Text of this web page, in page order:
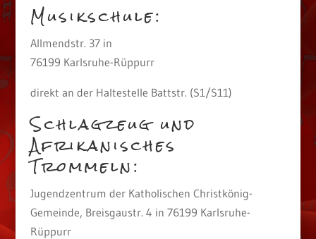
Musikschule:
Allmendstr. 37 in
76199 Karlsruhe-Rüppurr
direkt an der Haltestelle Battstr. (S1/S11)
Schlagzeug und
Afrikanisches
Trommeln:
Jugendzentrum der Katholischen Christkönig-
Gemeinde, Breisgaustr. 4 in 76199 Karlsruhe-
Rüppurr